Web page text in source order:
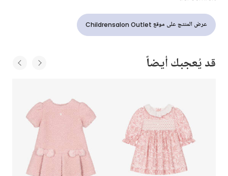
عرض المنتج على موقع Childrensalon Outlet
قد يُعجبك أيضاً